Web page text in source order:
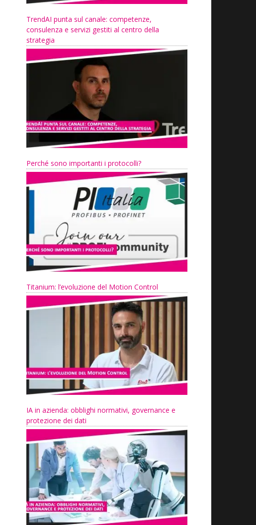
TrendAI punta sul canale: competenze,
consulenza e servizi gestiti al centro della
strategia
Perché sono importanti i protocolli?
Titanium: l’evoluzione del Motion Control
IA in azienda: obblighi normativi, governance e
protezione dei dati